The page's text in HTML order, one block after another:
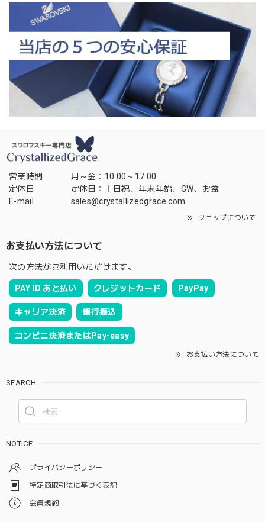
営業時間
月～金：10:00～17:00
定休日
定休日：土日祝、年末年始、GW、お盆
E-mail
sales@crystallizedgrace.com
ショップについて
お支払い方法について
次の方法がご利用いただけます。
PAY ID あと払い クレジットカード PayPay
キャリア決済 銀行振込
コンビニ決済またはPay-easy
お支払い方法について
SEARCH
NOTICE
プライバシーポリシー
特定商取引法に基づく表記
会員規約